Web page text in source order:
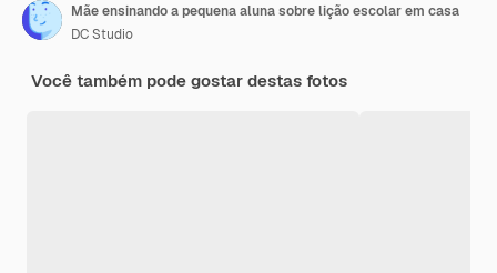
Mãe ensinando a pequena aluna sobre lição escolar em casa
DC Studio
Você também pode gostar destas fotos